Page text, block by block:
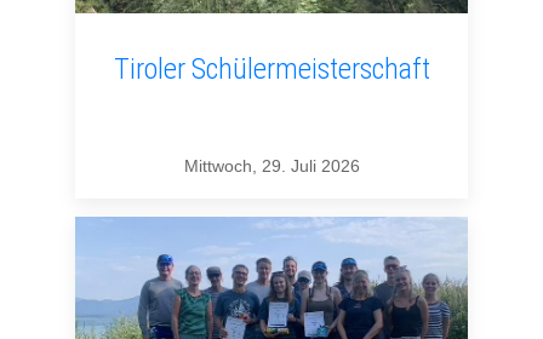
Tiroler Schülermeisterschaft
Mittwoch, 29. Juli 2026